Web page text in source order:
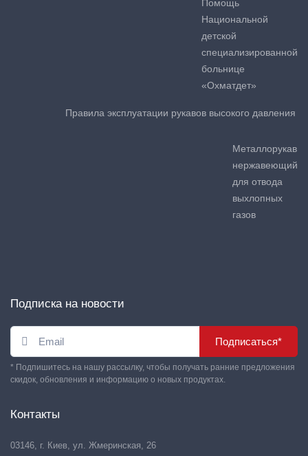
Помощь
Национальной
детской
специализированной
больнице
«Охматдет»
Правила эксплуатации рукавов высокого давления
Металлорукав
нержавеющий
для отвода
выхлопных
газов
Подписка на новости
Подписаться*
* Подпишитесь на нашу рассылку, чтобы получать ранние предложения
скидок, обновления и информацию о новых продуктах.
Контакты
03146, г. Киев, ул. Жмеринская, 26